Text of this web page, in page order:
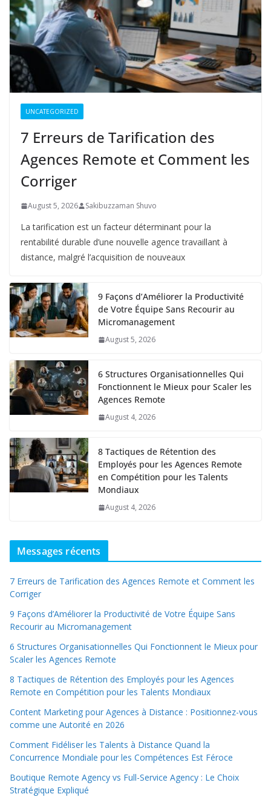
UNCATEGORIZED
7 Erreurs de Tarification des
Agences Remote et Comment les
Corriger
August 5, 2026 Sakibuzzaman Shuvo
La tarification est un facteur déterminant pour la
rentabilité durable d’une nouvelle agence travaillant à
distance, malgré l’acquisition de nouveaux
9 Façons d’Améliorer la Productivité
de Votre Équipe Sans Recourir au
Micromanagement
August 5, 2026
6 Structures Organisationnelles Qui
Fonctionnent le Mieux pour Scaler les
Agences Remote
August 4, 2026
8 Tactiques de Rétention des
Employés pour les Agences Remote
en Compétition pour les Talents
Mondiaux
August 4, 2026
Messages récents
7 Erreurs de Tarification des Agences Remote et Comment les
Corriger
9 Façons d’Améliorer la Productivité de Votre Équipe Sans
Recourir au Micromanagement
6 Structures Organisationnelles Qui Fonctionnent le Mieux pour
Scaler les Agences Remote
8 Tactiques de Rétention des Employés pour les Agences
Remote en Compétition pour les Talents Mondiaux
Content Marketing pour Agences à Distance : Positionnez-vous
comme une Autorité en 2026
Comment Fidéliser les Talents à Distance Quand la
Concurrence Mondiale pour les Compétences Est Féroce
Boutique Remote Agency vs Full-Service Agency : Le Choix
Stratégique Expliqué